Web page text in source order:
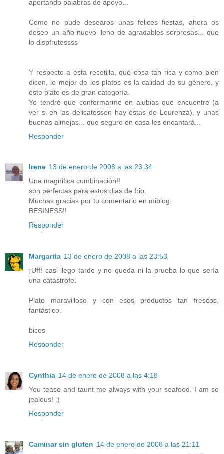
aportando palabras de apoyo...
Como no pude desearos unas felices fiestas, ahora os
deseo un año nuevo lleno de agradables sorpresas... que
lo dispfrutessss
Y respecto a ésta recetilla, qué cosa tan rica y como bien
dicen, lo mejor de los platos es la calidad de su género, y
éste plato es de gran categoría.
Yo tendré que conformarme en alubias que encuentre (a
ver si en las delicatessen hay éstas de Lourenzá), y unas
buenas almejas... que seguro en casa les encantará...
Responder
Irene 13 de enero de 2008 a las 23:34
Una magnifica combinación!!
son perfectas para estos dias de frio.
Muchas gracias por tu comentario en miblog.
BESINESS!!
Responder
Margarita 13 de enero de 2008 a las 23:53
¡Uff! casi llego tarde y no queda ni la prueba lo que sería
una catástrofe.
Plato maravilloso y con esos productos tan frescos,
fantástico.
bicos
Responder
Cynthia 14 de enero de 2008 a las 4:18
You tease and taunt me always with your seafood. I am so
jealous! :)
Responder
Caminar sin gluten 14 de enero de 2008 a las 21:11